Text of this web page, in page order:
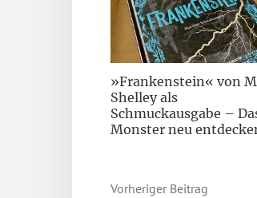
»Frankenstein« von
Shelley als
Schmuckausgabe –
Monster neu
Vorheriger Beitrag